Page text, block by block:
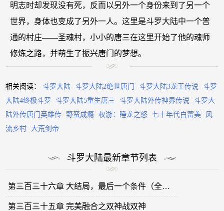
明志时却发现没有死，反而以另外一个身份来到了另一个
世界，身体也变成了另外一人。这里是斗罗大陆中一个普
通的村庄——圣魂村，小小的唐三在这里开始了他的魂师
修炼之路，并萌生了振兴唐门的梦想。
相关阅读： 斗罗大陆 斗罗大陆2绝世唐门 斗罗大陆3龙王传说
斗罗
大陆4终极斗罗
斗罗大陆5重生唐三 斗罗大陆外传神界传说
斗罗大
陆外传唐门英雄传
野蛮成瘾 权游：睡龙之怒 七十年代白富美
风
流乡村
大荒剑帝
斗罗大陆最新章节列表
第三百三十六章 大结局，最后一个条件（全书完）
第三百三十五章 完美融合之双神战双神